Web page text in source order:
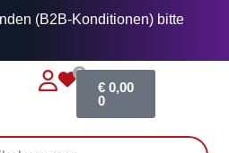
(B2B-Konditionen) bitte
0
€ 0,00
0